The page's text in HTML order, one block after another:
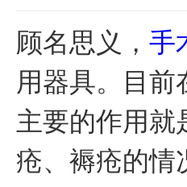
顾名思义， 手
用器具。目前
主要的作用就
疮、褥疮的情